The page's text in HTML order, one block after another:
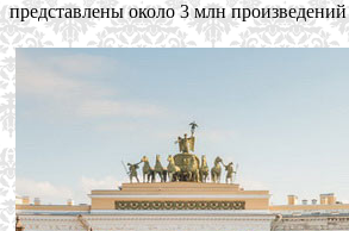
представлены около 3 млн произведений